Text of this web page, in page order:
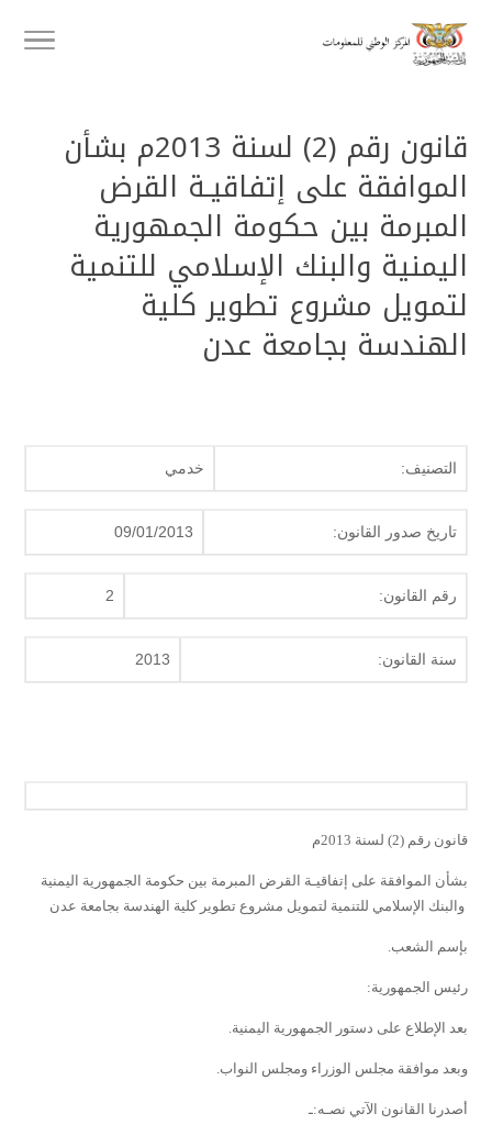
قانون رقم (2) لسنة 2013م بشأن
الموافقة على إتفاقيـة القرض
المبرمة بين حكومة الجمهورية
اليمنية والبنك الإسلامي للتنمية
لتمويل مشروع تطوير كلية
الهندسة بجامعة عدن
التصنيف: خدمي
تاريخ صدور القانون: 09/01/2013
رقم القانون: 2
سنة القانون: 2013
قانون رقم (2) لسنة 2013م
بشأن الموافقة على إتفاقيـة القرض المبرمة بين حكومة الجمهورية اليمنية
والبنك الإسلامي للتنمية لتمويل مشروع تطوير كلية الهندسة بجامعة عدن
بإسم الشعب.
رئيس الجمهورية:
بعد الإطلاع على دستور الجمهورية اليمنية.
وبعد موافقة مجلس الوزراء ومجلس النواب.
أصدرنا القانون الآتي نصـه:ـ